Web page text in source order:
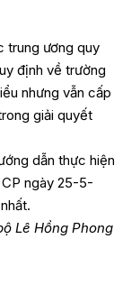
trung ương quy
định về trường
nhưng vẫn cấp
giải quyết
dẫn thực hiện
ngày 25-5-
Lê Hồng Phong